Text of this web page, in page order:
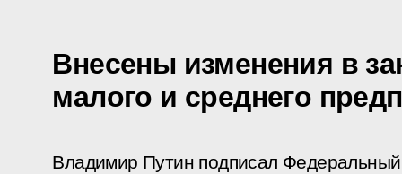
Внесены изменения в
малого и среднего
Владимир Путин подписал